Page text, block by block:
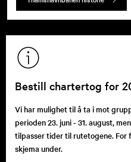
Bestill chartertog for
Vi har mulighet til å ta i mot
perioden 23. juni - 31. august,
tilpasser tider til rutetogene.
skjema under.